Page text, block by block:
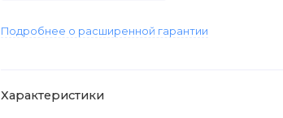
Подробнее о расширенной гарантии
Характеристики